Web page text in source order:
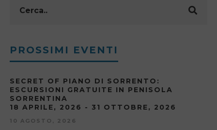
PROSSIMI EVENTI
SECRET OF PIANO DI SORRENTO:
ESCURSIONI GRATUITE IN PENISOLA
SORRENTINA
18 APRILE, 2026 - 31 OTTOBRE, 2026
10 AGOSTO, 2026